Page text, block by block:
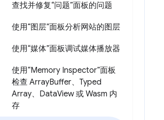
查找并修复“问题”面板的问题
使用“图层”面板分析网站的图层
使用“媒体”面板调试媒体播放器
使用“Memory Inspector”面板
检查 ArrayBuffer、Typed
Array、DataView 或 Wasm 内
存